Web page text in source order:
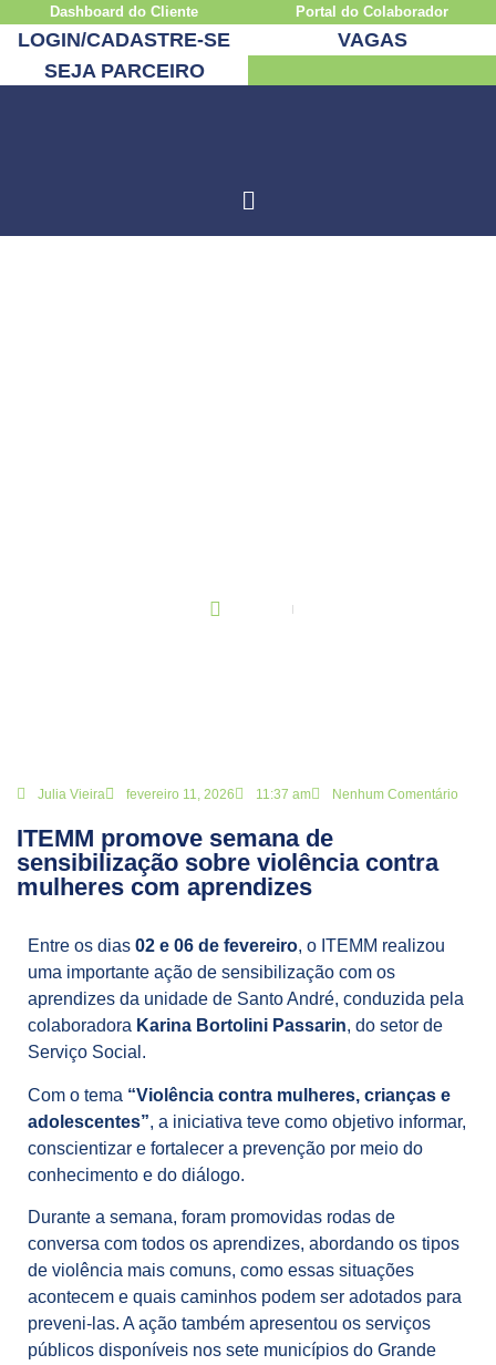
Dashboard do Cliente Portal do Colaborador
LOGIN/CADASTRE-SE
VAGAS
SEJA PARCEIRO
Principal
Julia Vieira fevereiro 11, 2026 11:37 am Nenhum Comentário
ITEMM promove semana de
sensibilização sobre violência contra
mulheres com aprendizes
Entre os dias 02 e 06 de fevereiro, o ITEMM realizou
uma importante ação de sensibilização com os
aprendizes da unidade de Santo André, conduzida pela
colaboradora Karina Bortolini Passarin, do setor de
Serviço Social.
Com o tema “Violência contra mulheres, crianças e
adolescentes”, a iniciativa teve como objetivo informar,
conscientizar e fortalecer a prevenção por meio do
conhecimento e do diálogo.
Durante a semana, foram promovidas rodas de
conversa com todos os aprendizes, abordando os tipos
de violência mais comuns, como essas situações
acontecem e quais caminhos podem ser adotados para
preveni-las. A ação também apresentou os serviços
públicos disponíveis nos sete municípios do Grande